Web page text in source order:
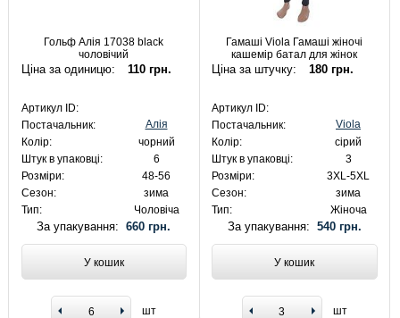
Гольф Алія 17038 black
чоловічий
Ціна за одиницю: 110 грн.
Артикул ID:
Постачальник:
Алія
Колір:
чорний
Штук в упаковці:
6
Розміри:
48-56
Сезон:
зима
Тип:
Чоловіча
За упакування:660 грн.
У кошик
шт
Гамаші Viola Гамаші жіночі
кашемір батал для жінок
Ціна за штучку: 180 грн.
Артикул ID:
Постачальник:
Viola
Колір:
сірий
Штук в упаковці:
3
Розміри:
3XL-5XL
Сезон:
зима
Тип:
Жіноча
За упакування: 540 грн.
У кошик
шт